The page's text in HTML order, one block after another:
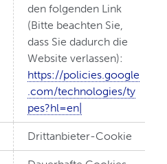
den folgenden Link
(Bitte beachten Sie,
dass Sie dadurch die
Website verlassen):
https://policies.google
.com/technologies/ty
pes?hl=en|
Drittanbieter-Cookie